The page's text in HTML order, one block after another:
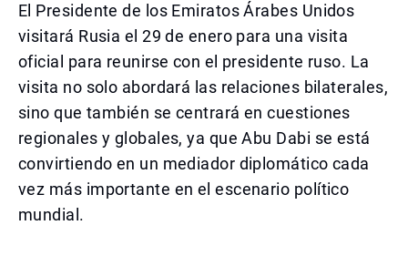
El Presidente de los Emiratos Árabes Unidos
visitará Rusia el 29 de enero para una visita
oficial para reunirse con el presidente ruso. La
visita no solo abordará las relaciones bilaterales,
sino que también se centrará en cuestiones
regionales y globales, ya que Abu Dabi se está
convirtiendo en un mediador diplomático cada
vez más importante en el escenario político
mundial.